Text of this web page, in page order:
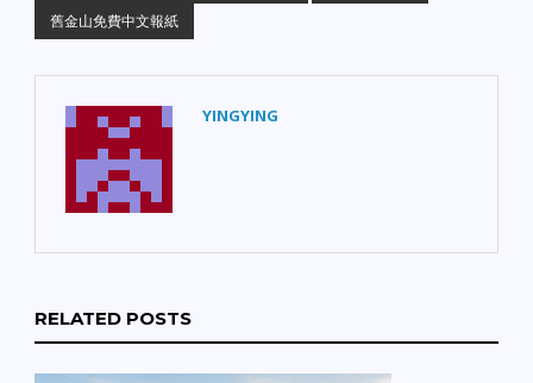
舊金山免費中文報紙
YINGYING
RELATED POSTS